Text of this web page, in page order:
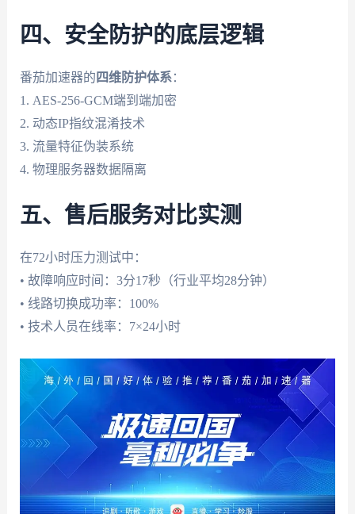
四、安全防护的底层逻辑
番茄加速器的 四维防护体系：
1. AES-256-GCM端到端加密
2. 动态IP指纹混淆技术
3. 流量特征伪装系统
4. 物理服务器数据隔离
五、售后服务对比实测
在72小时压力测试中：
• 故障响应时间：3分17秒（行业平均28分钟）
• 线路切换成功率：100%
• 技术人员在线率：7×24小时